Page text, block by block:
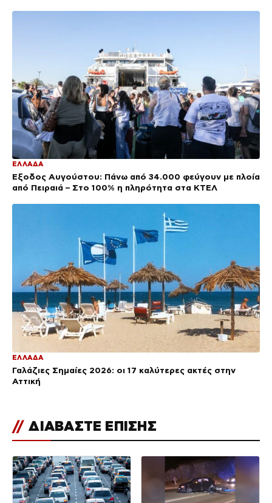
ΕΛΛΑΔΑ
Έξοδος Αυγούστου: Πάνω από 34.000 φεύγουν με πλοία
από Πειραιά – Στο 100% η πληρότητα στα ΚΤΕΛ
ΕΛΛΑΔΑ
Γαλάζιες Σημαίες 2026: οι 17 καλύτερες ακτές στην
Αττική
// ΔΙΑΒΑΣΤΕ ΕΠΙΣΗΣ